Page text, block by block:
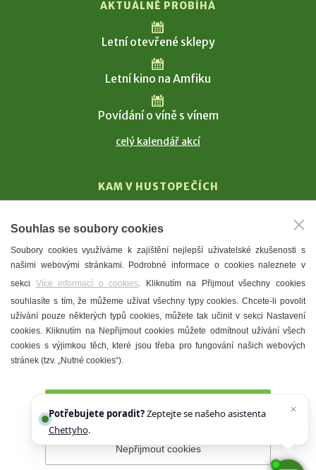
AKTUÁLNĚ PROBÍHÁ
Letní otevřené sklepy
Letní kino na Amfiku
Povídání o víně s vínem
celý kalendář akcí
KAM V HUSTOPEČÍCH
T. G. Masaryk
Mandloně
Ubytování
Restaurace
Městské muzeum a galerie
Denní meníčka
Prohlášení o přístupnosti Správce webu
Souhlas se soubory cookies
Soubory cookies využíváme k zajištění nejlepší uživatelské zkušenosti s
našimi webovými stránkami. Podrobné informace o cookies naleznete v
sekci Více informací o cookies. Kliknutím na Přijmout všechny cookies
souhlasíte s tím, že můžeme užívat všechny typy cookies. Chcete-li povolit
užívání pouze některých typů cookies, můžete tak učinit v sekci Nastavení
cookies. Kliknutím na Nepřijmout cookies můžete odmítnout užívání všech
cookies s výjimkou těch, které jsou třeba pro fungování našich webových
stránek (tzv. „Nutné cookies“).
Nepřijmout cookies
Potřebujete poradit?Zeptejte se našeho asistenta
Chettyho.